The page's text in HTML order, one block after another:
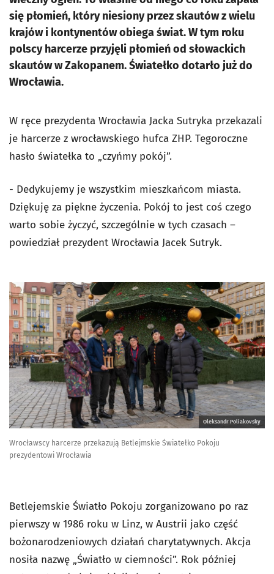
się płomień, który niesiony przez skautów z wielu
krajów i kontynentów obiega świat. W tym roku
polscy harcerze przyjęli płomień od słowackich
skautów w Zakopanem. Światełko dotarło już do
Wrocławia.
W ręce prezydenta Wrocławia Jacka Sutryka przekazali
je harcerze z wrocławskiego hufca ZHP. Tegoroczne
hasło światełka to „czyńmy pokój”.
- Dedykujemy je wszystkim mieszkańcom miasta.
Dziękuję za piękne życzenia. Pokój to jest coś czego
warto sobie życzyć, szczególnie w tych czasach –
powiedział prezydent Wrocławia Jacek Sutryk.
Oleksandr Poliakovsky
Wrocławscy harcerze przekazują Betlejmskie Światełko Pokoju
prezydentowi Wrocławia
Betlejemskie Światło Pokoju zorganizowano po raz
pierwszy w 1986 roku w Linz, w Austrii jako część
bożonarodzeniowych działań charytatywnych. Akcja
nosiła nazwę „Światło w ciemności”. Rok później